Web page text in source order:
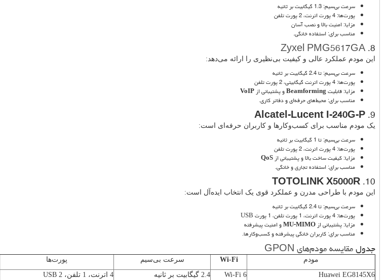
سرعت بی‌سیم: 1.3 گیگابیت بر ثانیه
پورت‌ها: 4 پورت اترنت، 2 پورت تلفن
مزایا: امنیت بالا و نصب آسان
مناسب برای: استفاده خانگی.
8.
Zyxel PMG5617GA
این مودم عملکرد عالی و کیفیت بی‌نظیری را ارائه می‌دهد:
سرعت بی‌سیم: تا 2.4 گیگابیت بر ثانیه
پورت‌ها: 4 پورت اترنت گیگابیتی، 2 پورت تلفن
مزایا: قابلیتBeamformingو پشتیبانی از VoIP
مناسب برای: محیط‌های حرفه‌ای و دفاتر کاری.
9.
Alcatel-Lucent I-240G-P
یک مودم مناسب برای کسب‌وکارها و کاربران حرفه‌ای است:
سرعت بی‌سیم: تا 1 گیگابیت بر ثانیه
پورت‌ها: 4 پورت اترنت، 2 پورت تلفن
مزایا: کیفیت ساخت بالا و پشتیبانی از QoS
مناسب برای: استفاده تجاری و خانگی.
10.
TOTOLINK X5000R
این مودم با طراحی مدرن و عملکرد قوی یک انتخاب ایده‌آل است:
سرعت بی‌سیم: تا 2.4 گیگابیت بر ثانیه
پورت‌ها: 4 پورت اترنت، 1 پورت تلفن، 1 پورت
USB
مزایا: پشتیبانی از MU-MIMOو امنیت پیشرفته
مناسب برای: کاربران خانگی پیشرفته و کسب‌وکارها.
جدولمقایسه مودم‌های GPON
مودم Wi-Fi سرعت بی‌سیم پورت‌ها
Huawei EG8145X6
Wi-Fi 6 2.4 گیگابیت بر ثانیه 4 اترنت، 1 تلفن، 2 USB